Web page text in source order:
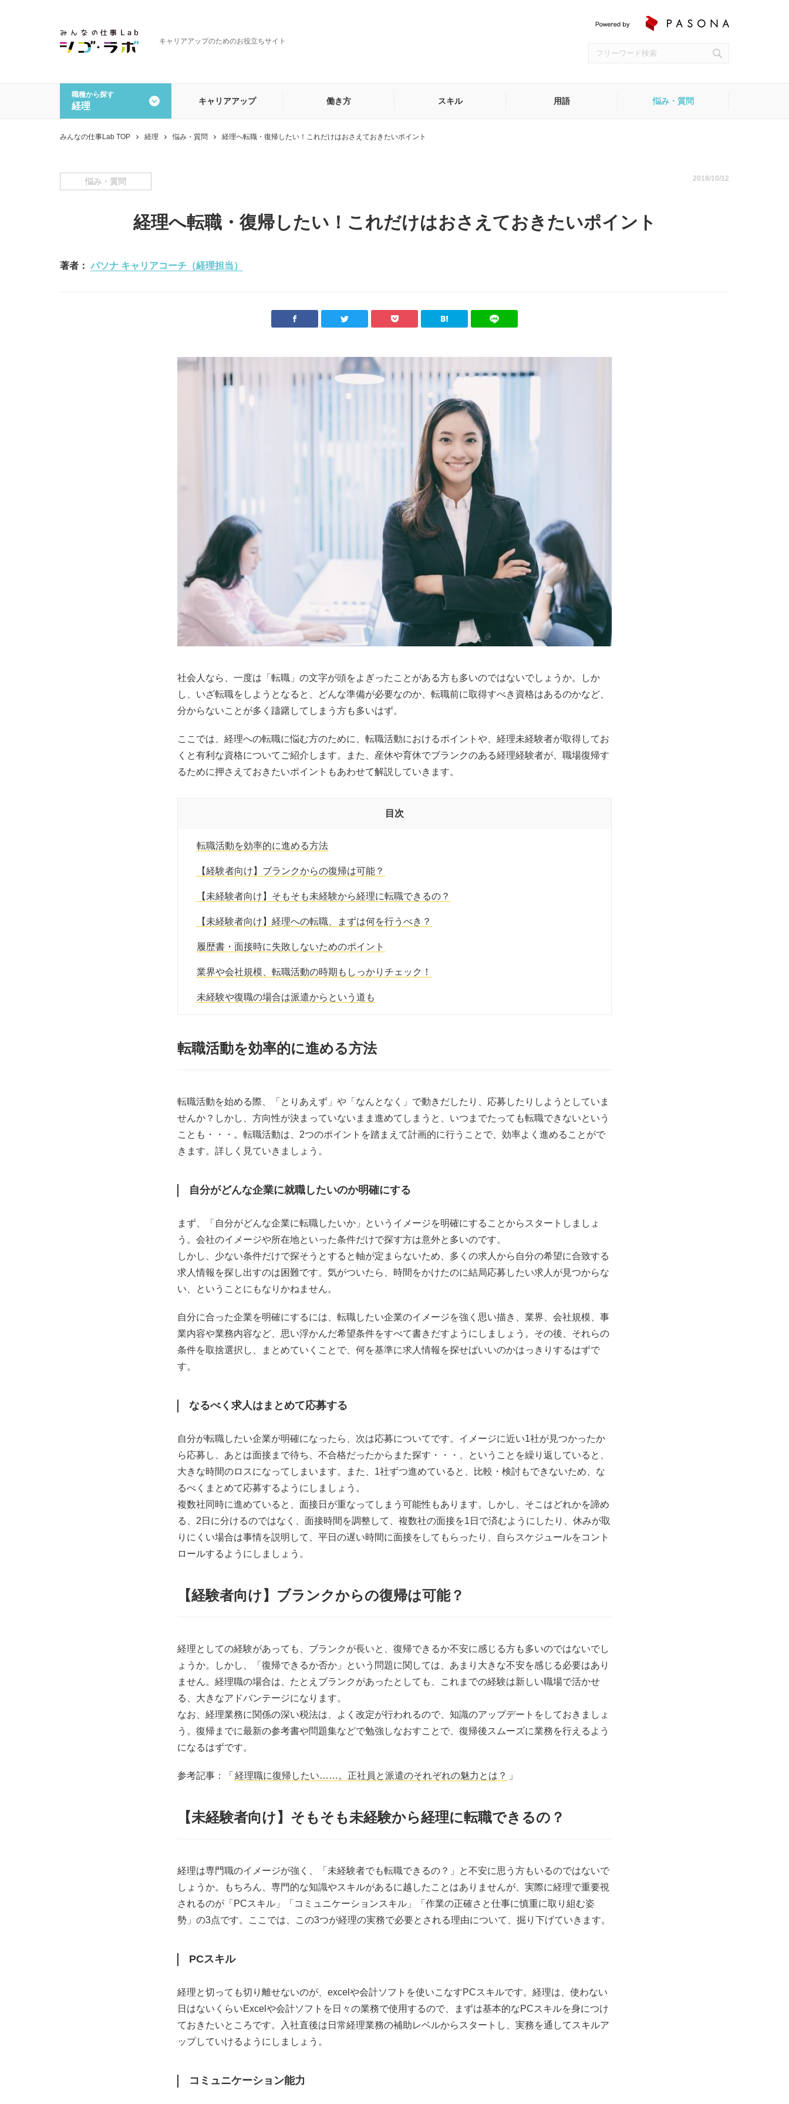
キャリアアップのためのお役立ちサイト
職種から探す
経理
一般事務・営業事務 経理 貿易・海外営業事務
キャリアアップ 働き方 スキル 用語 悩み・質問
みんなの仕事Lab TOP 経理 悩み・質問 経理へ転職・復帰したい！これだけはおさえておきたいポイント
悩み・質問 2018/10/12
経理へ転職・復帰したい！これだけはおさえておきたいポイント
著者： パソナ キャリアコーチ（経理担当）
社会人なら、一度は「転職」の文字が頭をよぎったことがある方も多いのではないでしょうか。しか
し、いざ転職をしようとなると、どんな準備が必要なのか、転職前に取得すべき資格はあるのかなど、
分からないことが多く躊躇してしまう方も多いはず。
ここでは、経理への転職に悩む方のために、転職活動におけるポイントや、経理未経験者が取得してお
くと有利な資格についてご紹介します。また、産休や育休でブランクのある経理経験者が、職場復帰す
るために押さえておきたいポイントもあわせて解説していきます。
目次
転職活動を効率的に進める方法
【経験者向け】ブランクからの復帰は可能？
【未経験者向け】そもそも未経験から経理に転職できるの？
【未経験者向け】経理への転職、まずは何を行うべき？
履歴書・面接時に失敗しないためのポイント
業界や会社規模、転職活動の時期もしっかりチェック！
未経験や復職の場合は派遣からという道も
転職活動を効率的に進める方法
転職活動を始める際、「とりあえず」や「なんとなく」で動きだしたり、応募したりしようとしていま
せんか？しかし、方向性が決まっていないまま進めてしまうと、いつまでたっても転職できないという
ことも・・・。転職活動は、2つのポイントを踏まえて計画的に行うことで、効率よく進めることがで
きます。詳しく見ていきましょう。
自分がどんな企業に就職したいのか明確にする
まず、「自分がどんな企業に転職したいか」というイメージを明確にすることからスタートしましょ
う。会社のイメージや所在地といった条件だけで探す方は意外と多いのです。
しかし、少ない条件だけで探そうとすると軸が定まらないため、多くの求人から自分の希望に合致する
求人情報を探し出すのは困難です。気がついたら、時間をかけたのに結局応募したい求人が見つからな
い、ということにもなりかねません。
自分に合った企業を明確にするには、転職したい企業のイメージを強く思い描き、業界、会社規模、事
業内容や業務内容など、思い浮かんだ希望条件をすべて書きだすようにしましょう。その後、それらの
条件を取捨選択し、まとめていくことで、何を基準に求人情報を探せばいいのかはっきりするはずで
す。
なるべく求人はまとめて応募する
自分が転職したい企業が明確になったら、次は応募についてです。イメージに近い1社が見つかったか
ら応募し、あとは面接まで待ち、不合格だったからまた探す・・・、ということを繰り返していると、
大きな時間のロスになってしまいます。また、1社ずつ進めていると、比較・検討もできないため、な
るべくまとめて応募するようにしましょう。
複数社同時に進めていると、面接日が重なってしまう可能性もあります。しかし、そこはどれかを諦め
る、2日に分けるのではなく、面接時間を調整して、複数社の面接を1日で済むようにしたり、休みが取
りにくい場合は事情を説明して、平日の遅い時間に面接をしてもらったり、自らスケジュールをコント
ロールするようにしましょう。
【経験者向け】ブランクからの復帰は可能？
経理としての経験があっても、ブランクが長いと、復帰できるか不安に感じる方も多いのではないでし
ょうか。しかし、「復帰できるか否か」という問題に関しては、あまり大きな不安を感じる必要はあり
ません。経理職の場合は、たとえブランクがあったとしても、これまでの経験は新しい職場で活かせ
る、大きなアドバンテージになります。
なお、経理業務に関係の深い税法は、よく改定が行われるので、知識のアップデートをしておきましょ
う。復帰までに最新の参考書や問題集などで勉強しなおすことで、復帰後スムーズに業務を行えるよう
になるはずです。
参考記事：「 経理職に復帰したい……。正社員と派遣のそれぞれの魅力とは？ 」
【未経験者向け】そもそも未経験から経理に転職できるの？
経理は専門職のイメージが強く、「未経験者でも転職できるの？」と不安に思う方もいるのではないで
しょうか。もちろん、専門的な知識やスキルがあるに越したことはありませんが、実際に経理で重要視
されるのが「PCスキル」「コミュニケーションスキル」「作業の正確さと仕事に慎重に取り組む姿
勢」の3点です。ここでは、この3つが経理の実務で必要とされる理由について、掘り下げていきます。
PCスキル
経理と切っても切り離せないのが、excelや会計ソフトを使いこなすPCスキルです。経理は、使わない
日はないくらいExcelや会計ソフトを日々の業務で使用するので、まずは基本的なPCスキルを身につけ
ておきたいところです。入社直後は日常経理業務の補助レベルからスタートし、実務を通してスキルア
ップしていけるようにしましょう。
コミュニケーション能力